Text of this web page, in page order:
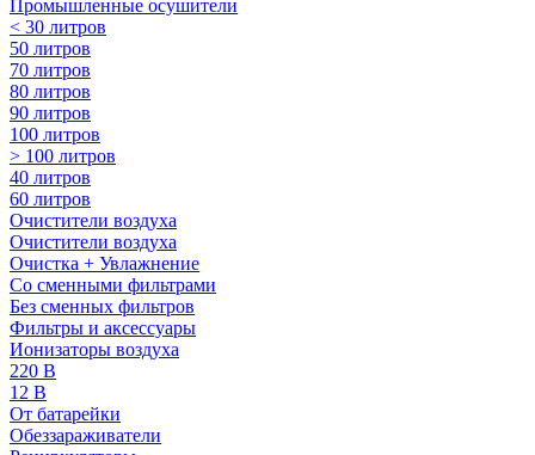
Промышленные осушители
< 30 литров
50 литров
70 литров
80 литров
90 литров
100 литров
> 100 литров
40 литров
60 литров
Очистители воздуха
Очистители воздуха
Очистка + Увлажнение
Cо сменными фильтрами
Без сменных фильтров
Фильтры и аксессуары
Ионизаторы воздуха
220 В
12 В
От батарейки
Обеззараживатели